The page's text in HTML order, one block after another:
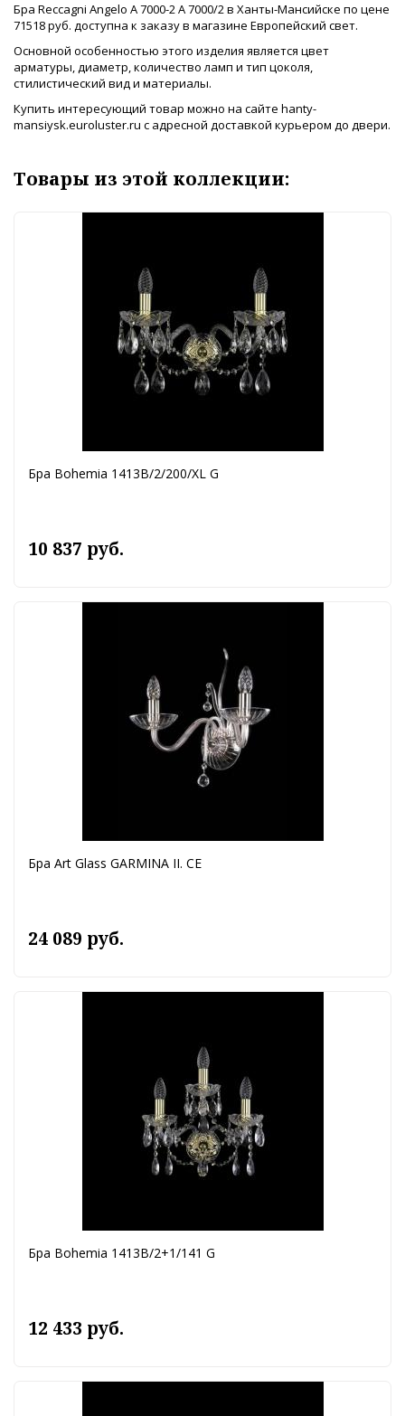
Бра Reccagni Angelo A 7000-2 A 7000/2 в Ханты-Мансийске по цене
71518 руб. доступна к заказу в магазине Европейский свет.
Основной особенностью этого изделия является цвет
арматуры, диаметр, количество ламп и тип цоколя,
стилистический вид и материалы.
Купить интересующий товар можно на сайте hanty-
mansiysk.euroluster.ru с адресной доставкой курьером до двери.
Товары из этой коллекции:
Бра Bohemia 1413B/2/200/XL G
10 837 руб.
Бра Art Glass GARMINA II. CE
24 089 руб.
Бра Bohemia 1413B/2+1/141 G
12 433 руб.